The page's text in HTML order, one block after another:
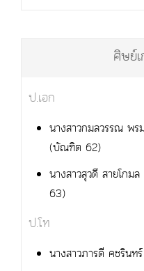
ศิษย์
ป.เอก
นางสาวกมลวรรณ พ
(บัณฑิต 62)
นางสาวสุวดี สายโก
63)
ป.โท
นางสาวภารดี คชริน